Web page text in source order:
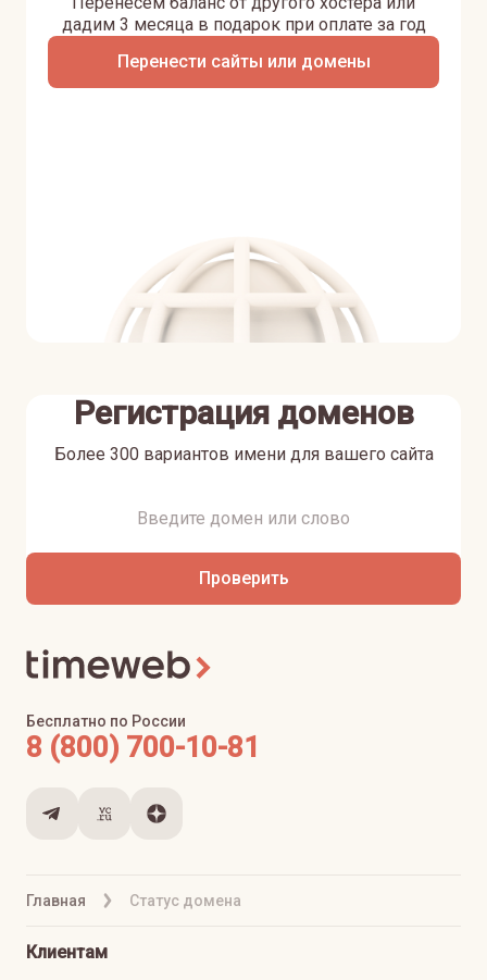
Перенести сайты или домены
дадим 3 месяца в подарок при оплате за год
Регистрация доменов
Более 300 вариантов имени для вашего сайта
Проверить
Главная Статус домена
Бесплатно по России
8 (800) 700-10-81
Клиентам